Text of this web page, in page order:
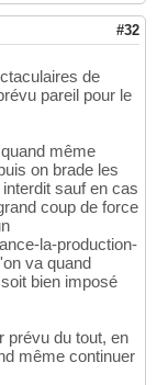
#32
de
pareil pour le
même
on brade les
sauf en cas
coup de force
la-production-
va quand
bien imposé
prévu du tout, en
même continuer